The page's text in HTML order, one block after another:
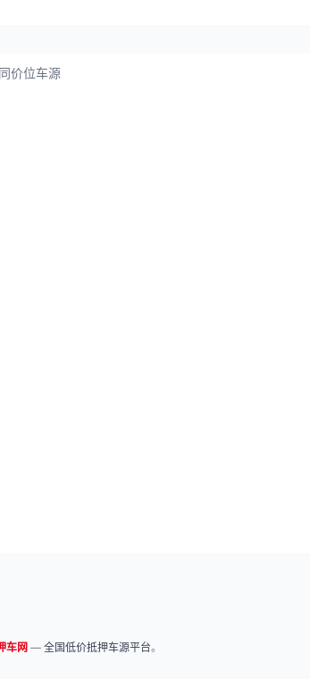
同价位车源
车网 — 全国低价抵押车源平台。